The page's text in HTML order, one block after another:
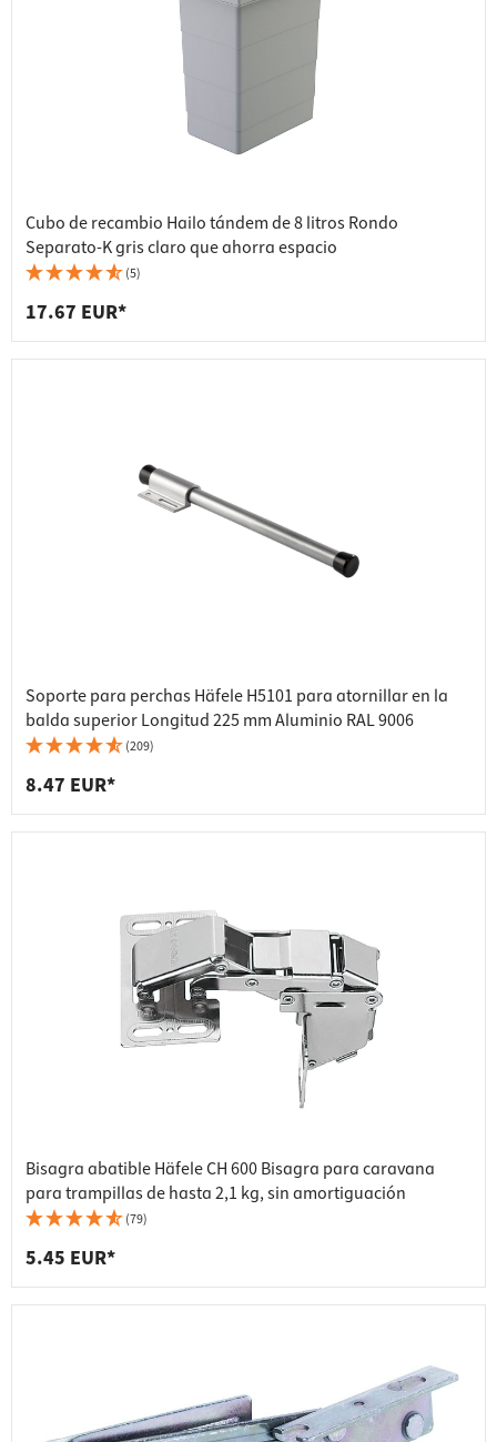
Cubo de recambio Hailo tándem de 8 litros Rondo
Separato-K gris claro que ahorra espacio
(5)
17.67 EUR*
Soporte para perchas Häfele H5101 para atornillar en la
balda superior Longitud 225 mm Aluminio RAL 9006
(209)
8.47 EUR*
Bisagra abatible Häfele CH 600 Bisagra para caravana
para trampillas de hasta 2,1 kg, sin amortiguación
(79)
5.45 EUR*